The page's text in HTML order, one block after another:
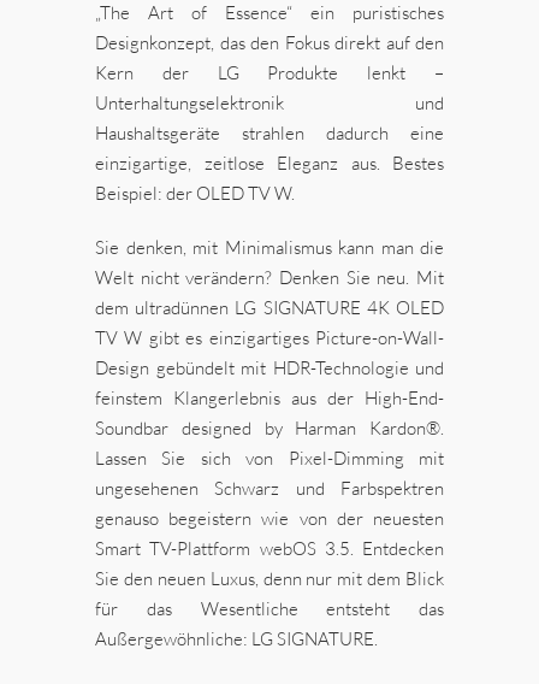
„The Art of Essence“ ein puristisches
Designkonzept, das den Fokus direkt auf den
Kern der LG Produkte lenkt –
Unterhaltungselektronik und
Haushaltsgeräte strahlen dadurch eine
einzigartige, zeitlose Eleganz aus. Bestes
Beispiel: der OLED TV W.
Sie denken, mit Minimalismus kann man die
Welt nicht verändern? Denken Sie neu. Mit
dem ultradünnen LG SIGNATURE 4K OLED
TV W gibt es einzigartiges Picture-on-Wall-
Design gebündelt mit HDR-Technologie und
feinstem Klangerlebnis aus der High-End-
Soundbar designed by Harman Kardon®.
Lassen Sie sich von Pixel-Dimming mit
ungesehenen Schwarz und Farbspektren
genauso begeistern wie von der neuesten
Smart TV-Plattform webOS 3.5. Entdecken
Sie den neuen Luxus, denn nur mit dem Blick
für das Wesentliche entsteht das
Außergewöhnliche: LG SIGNATURE.